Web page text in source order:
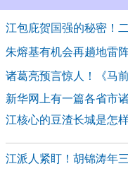
江包庇贺国强的秘密！
朱熔基有机会再趟地雷
诸葛亮预言惊人！《马
新华网上有一篇各省市
江核心的豆渣长城是怎
江派人紧盯！胡锦涛年